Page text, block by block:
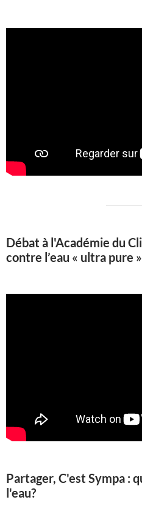
Débat à l'Académie du
contre l’eau « ultra pure
Partager, C'est Sympa :
l'eau?